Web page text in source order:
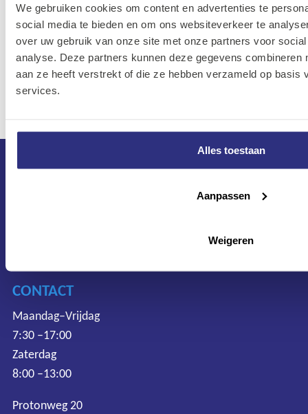
We gebruiken cookies om content en advertenties te
social media te bieden en om ons websiteverkeer te
over uw gebruik van onze site met onze partners voor
analyse. Deze partners kunnen deze gegevens combineren
aan ze heeft verstrekt of die ze hebben verzameld op basis
services.
Alles toestaan
Aanpassen
Weigeren
SKF lager
63010-
2RS1
00S-
63010-
2RS100
7316577093882
CONTACT
Maandag–Vrijdag
7:30 –17:00
Zaterdag
8:00 –13:00
Protonweg 20